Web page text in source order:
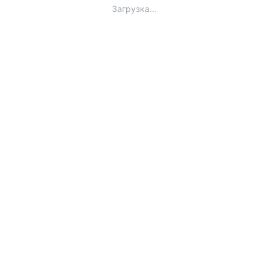
Загрузка...